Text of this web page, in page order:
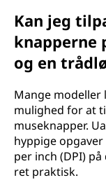
Kan jeg
knapperne
og en
Mange modeller
mulighed for at
museknapper.
hyppige
per inch (DPI)
ret praktisk.